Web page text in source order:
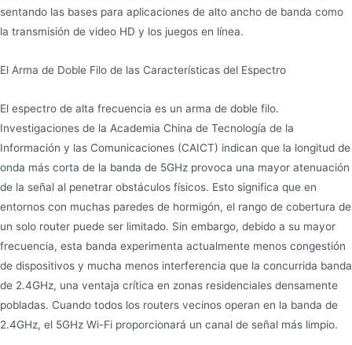
sentando las bases para aplicaciones de alto ancho de banda como
la transmisión de video HD y los juegos en línea.
El Arma de Doble Filo de las Características del Espectro
El espectro de alta frecuencia es un arma de doble filo.
Investigaciones de la Academia China de Tecnología de la
Información y las Comunicaciones (CAICT) indican que la longitud de
onda más corta de la banda de 5GHz provoca una mayor atenuación
de la señal al penetrar obstáculos físicos. Esto significa que en
entornos con muchas paredes de hormigón, el rango de cobertura de
un solo router puede ser limitado. Sin embargo, debido a su mayor
frecuencia, esta banda experimenta actualmente menos congestión
de dispositivos y mucha menos interferencia que la concurrida banda
de 2.4GHz, una ventaja crítica en zonas residenciales densamente
pobladas. Cuando todos los routers vecinos operan en la banda de
2.4GHz, el 5GHz Wi-Fi proporcionará un canal de señal más limpio.